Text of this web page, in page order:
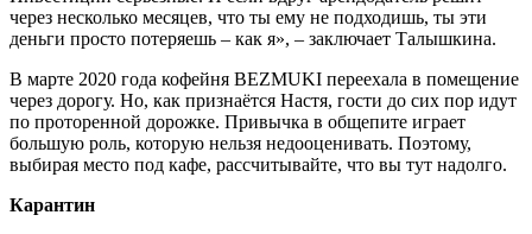
через несколько месяцев, что ты ему не подходишь, ты эти
деньги просто потеряешь – как я», – заключает Талышкина.
В марте 2020 года кофейня BEZMUKI переехала в помещение
через дорогу. Но, как признаётся Настя, гости до сих пор идут
по проторенной дорожке. Привычка в общепите играет
большую роль, которую нельзя недооценивать. Поэтому,
выбирая место под кафе, рассчитывайте, что вы тут надолго.
Карантин